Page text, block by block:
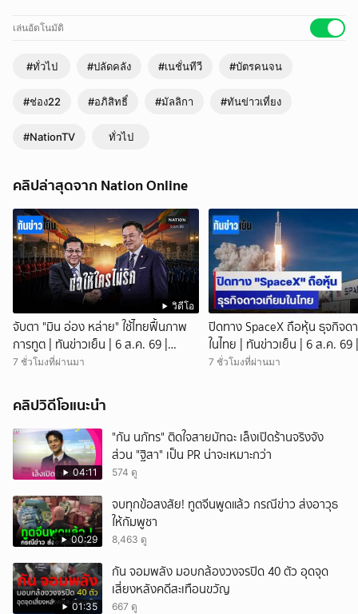
ดูแลจริง แต่ลูกก็จะไม่สามารถนำชื่อไปใช้ลดหย่อนภาษีได้อีก
เล่นอัตโนมัติ
#ทั่วไป #ปลัดคลัง #เนชั่นทีวี #บัตรคนจน
#ช่อง22 #อภิสิทธิ์ #มัลลิกา #ทันข่าวเที่ยง
#NationTV ทั่วไป
คลิปล่าสุดจาก Nation Online
วิดีโอ
จับตา "มิน อ่อง หล่าย" ใช้ไทยฟื้นภาพ
การทูต | ทันข่าวเย็น | 6 ส.ค. 69 |
NationTV22
7 ชั่วโมงที่ผ่านมา
ปิดทาง SpaceX ถือหุ้น ธุจกิจด
ในไทย | ทันข่าวเย็น | 6 ส.ค. 69 |
NationTV22
7 ชั่วโมงที่ผ่านมา
คลิปวิดีโอแนะนำ
04:11
"กัน นภัทร" ติดใจสายมัทฉะ เล็งเปิดร้านจริงจัง
ส่วน "ฐิสา" เป็น PR น่าจะเหมาะกว่า
574 ดู
00:29
จบทุกข้อสงสัย! ทูตจีนพูดแล้ว กรณีข่าว ส่งอาวุธ
ให้กัมพูชา
8,463 ดู
01:35
กัน จอมพลัง มอบกล้องวงจรปิด 40 ตัว อุดจุด
เสี่ยงหลังคดีสะเทือนขวัญ
667 ดู